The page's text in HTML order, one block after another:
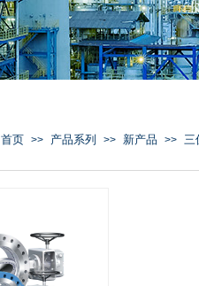
首页 >> 产品系列 >> 新产品 >> 三